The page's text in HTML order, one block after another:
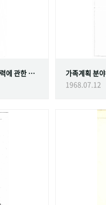
가족계획 분야에 있어서의 기술협력에 관한 대한민국정부와 스웨덴 정부간의 협정
1968.07.12